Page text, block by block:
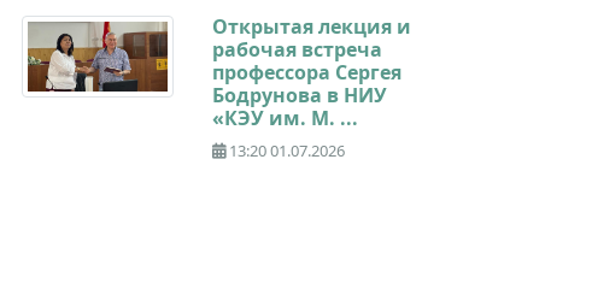
Открытая лекция и
рабочая встреча
профессора Сергея
Бодрунова в НИУ
«КЭУ им. М. ...
13:20 01.07.2026